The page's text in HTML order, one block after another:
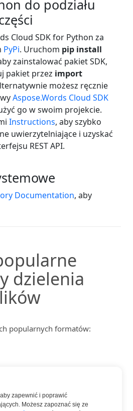
do podziału
Cloud SDK for Python za
PyPi. Uruchom pip install
zainstalować pakiet SDK,
pakiet przez import
możesz ręcznie
Aspose.Words Cloud SDK
go w swoim projekcie.
Instructions, aby szybko
uwierzytelniające i uzyskać
REST API.
Documentation, aby
dzielenia
popularnych formatów:
zapewnić i poprawić
Możesz zapoznać się ze